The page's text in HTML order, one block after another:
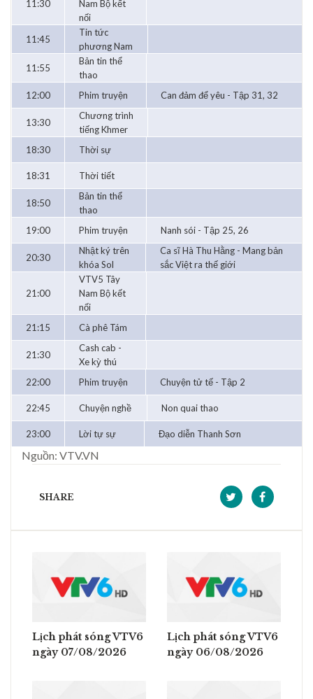
11:30
Nam Bộ kết
nối
11:45
Tin tức
phương Nam
11:55
Bản tin thể
thao
12:00
Phim truyện Can đảm để yêu - Tập 31, 32
13:30
Chương trình
tiếng Khmer
18:30
Thời sự
18:31 Thời tiết
18:50
Bản tin thể
thao
19:00
Phim truyện Nanh sói - Tập 25, 26
20:30
Nhật ký trên
khóa Sol
Ca sĩ Hà Thu Hằng - Mang bản
sắc Việt ra thế giới
21:00
VTV5 Tây
Nam Bộ kết
nối
21:15
Cà phê Tám
21:30
Cash cab -
Xe kỳ thú
22:00
Phim truyện Chuyện tử tế - Tập 2
22:45 Chuyện nghề Non quai thao
23:00 Lời tự sự Đạo diễn Thanh Sơn
Nguồn: VTV.VN
SHARE
Lịch phát sóng VTV6
ngày 07/08/2026
Lịch phát sóng VTV6
ngày 06/08/2026